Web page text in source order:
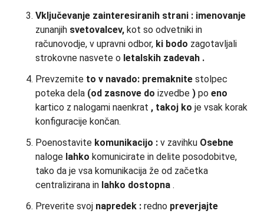
Vključevanje zainteresiranih strani : imenovanje
zunanjih svetovalcev, kot so odvetniki in
računovodje, v upravni odbor, ki bodo zagotavljali
strokovne nasvete o letalskih zadevah .
Prevzemite to v navado: premaknite stolpec
poteka dela (od zasnove do izvedbe ) po eno
kartico z nalogami naenkrat , takoj ko je vsak korak
konfiguracije končan.
Poenostavite komunikacijo : v zavihku Osebne
naloge lahko komunicirate in delite posodobitve,
tako da je vsa komunikacija že od začetka
centralizirana in lahko dostopna .
Preverite svoj napredek : redno preverjajte